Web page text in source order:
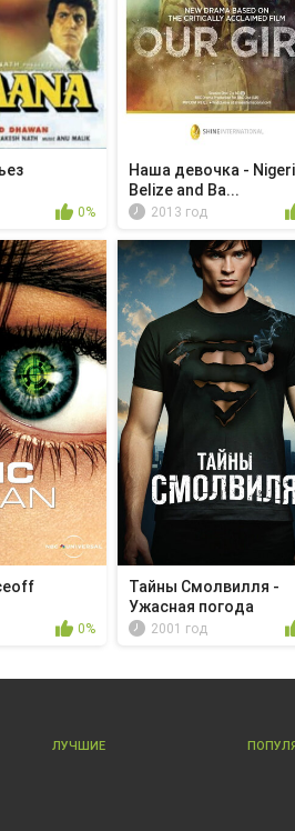
0%
Наша девочка -
Belize and Ba...
2013 год
0%
Тайны Смолвилля -
Ужасная погода
2001 год
ЛУЧШИЕ